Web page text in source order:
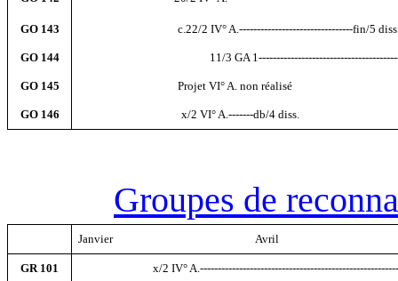
GO 143 ----------------------------c.22/2 IV° A.--------------------------------fin/5
GO 144 11/3 GA
GO 145 ----------------------------Projet VI° A. non réalisé
GO 146 -----------------------------x/2 VI° A.-------db/4 diss.
Groupes de
Janvier----------------------------------------Avril
GR 101 ---------------------x/2 IV°